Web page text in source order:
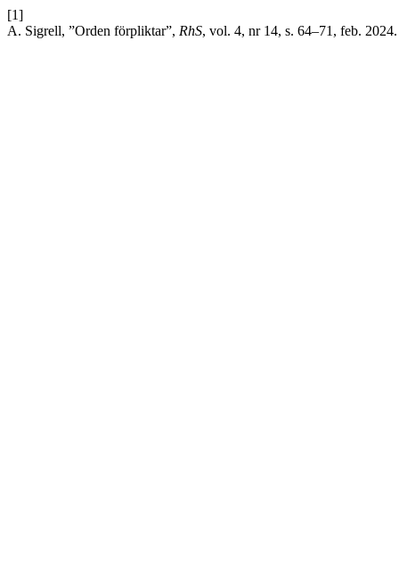
[1]
A. Sigrell, ”Orden förpliktar”, RhS, vol. 4, nr 14, s. 64–71, feb. 2024.